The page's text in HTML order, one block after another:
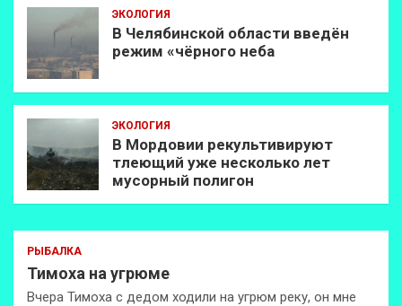
ЭКОЛОГИЯ
В Челябинской области введён
режим «чёрного неба
ЭКОЛОГИЯ
В Мордовии рекультивируют
тлеющий уже несколько лет
мусорный полигон
РЫБАЛКА
Тимоха на угрюме
Вчера Тимоха с дедом ходили на угрюм реку, он мне